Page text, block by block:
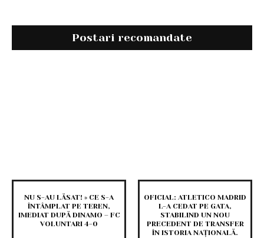
Postari recomandate
NU S-AU LĂSAT! » CE S-A
ÎNTÂMPLAT PE TEREN,
IMEDIAT DUPĂ DINAMO – FC
VOLUNTARI 4-0
OFICIAL: ATLETICO MADRID
L-A CEDAT PE GATA,
STABILIND UN NOU
PRECEDENT DE TRANSFER
ÎN ISTORIA NAȚIONALĂ.